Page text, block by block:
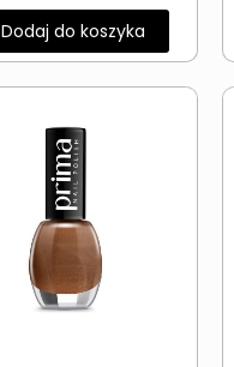
Dodaj do koszyka